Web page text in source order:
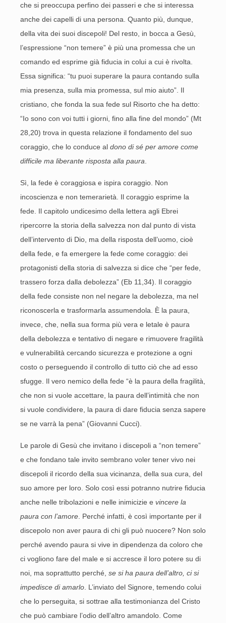
che si preoccupa perfino dei passeri e che si interessa
anche dei capelli di una persona. Quanto più, dunque,
della vita dei suoi discepoli! Del resto, in bocca a Gesù,
l’espressione “non temere” è più una promessa che un
comando ed esprime già fiducia in colui a cui è rivolta.
Essa significa: “tu puoi superare la paura contando sulla
mia presenza, sulla mia promessa, sul mio aiuto”. Il
cristiano, che fonda la sua fede sul Risorto che ha detto:
“Io sono con voi tutti i giorni, fino alla fine del mondo” (Mt
28,20) trova in questa relazione il fondamento del suo
coraggio, che lo conduce al dono di sé per amore come
difficile ma liberante risposta alla paura
Sì, la fede è coraggiosa e ispira coraggio. Non
incoscienza e non temerarietà. Il coraggio esprime la
fede. Il capitolo undicesimo della lettera agli Ebrei
ripercorre la storia della salvezza non dal punto di vista
dell’intervento di Dio, ma della risposta dell’uomo, cioè
della fede, e fa emergere la fede come coraggio: dei
protagonisti della storia di salvezza si dice che “per fede,
trassero forza dalla debolezza” (Eb 11,34). Il coraggio
della fede consiste non nel negare la debolezza, ma nel
riconoscerla e trasformarla assumendola. È la paura,
invece, che, nella sua forma più vera e letale è paura
della debolezza e tentativo di negare e rimuovere fragilità
e vulnerabilità cercando sicurezza e protezione a ogni
costo o perseguendo il controllo di tutto ciò che ad esso
sfugge. Il vero nemico della fede “è la paura della fragilità,
che non si vuole accettare, la paura dell’intimità che non
si vuole condividere, la paura di dare fiducia senza sapere
se ne varrà la pena” (Giovanni Cucci).
Le parole di Gesù che invitano i discepoli a “non temere”
e che fondano tale invito sembrano voler tener vivo nei
discepoli il ricordo della sua vicinanza, della sua cura, del
suo amore per loro. Solo così essi potranno nutrire fiducia
anche nelle tribolazioni e nelle inimicizie e vincere la
paura con l’amore . Perché infatti, è così importante per il
discepolo non aver paura di chi gli può nuocere? Non solo
perché avendo paura si vive in dipendenza da coloro che
ci vogliono fare del male e si accresce il loro potere su di
noi, ma soprattutto perché, se si ha paura dell’altro, ci si
impedisce di amarlo . L’inviato del Signore, temendo colui
che lo perseguita, si sottrae alla testimonianza del Cristo
che può cambiare l’odio dell’altro amandolo. Come